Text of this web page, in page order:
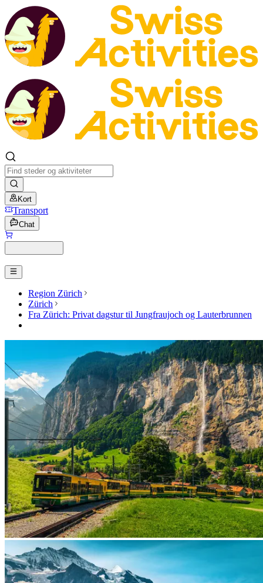
Kort
Transport
Chat
Region Zürich
Zürich
Fra Zürich: Privat dagstur til Jungfraujoch og Lauterbrunnen